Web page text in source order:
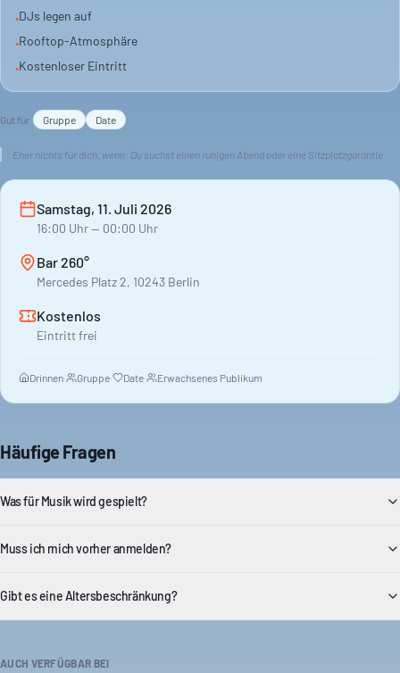
Gute Musik, entspannte Atmosphäre – das passt.
•DJs legen auf
•Rooftop-Atmosphäre
•Kostenloser Eintritt
Gut für Gruppe Date
Eher nichts für dich, wenn: Du suchst einen ruhigen Abend oder eine Sitzplatzgarantie.
Samstag, 11. Juli 2026
16:00 Uhr— 00:00 Uhr
Bar 260°
Mercedes Platz 2, 10243 Berlin
Kostenlos
Eintritt frei
Drinnen· Gruppe· Date· Erwachsenes Publikum
Häufige Fragen
Was für Musik wird gespielt?
Muss ich mich vorher anmelden?
Gibt es eine Altersbeschränkung?
AUCH VERFÜGBAR BEI